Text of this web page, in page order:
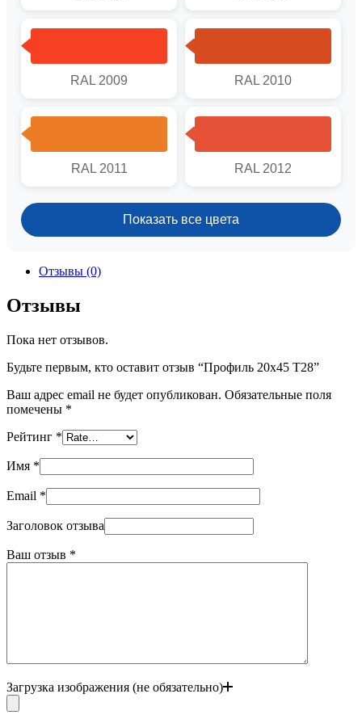
RAL 2009 RAL 2010
RAL 2011 RAL 2012
Показать все цвета
Отзывы (0)
Отзывы
Пока нет отзывов.
Будьте первым, кто оставит отзыв “Профиль 20х45 T28”
Ваш адрес email не будет опубликован. Обязательные поля
помечены *
Рейтинг *
Имя *
Email *
Заголовок отзыва
Ваш отзыв *
Загрузка изображения (не обязательно)